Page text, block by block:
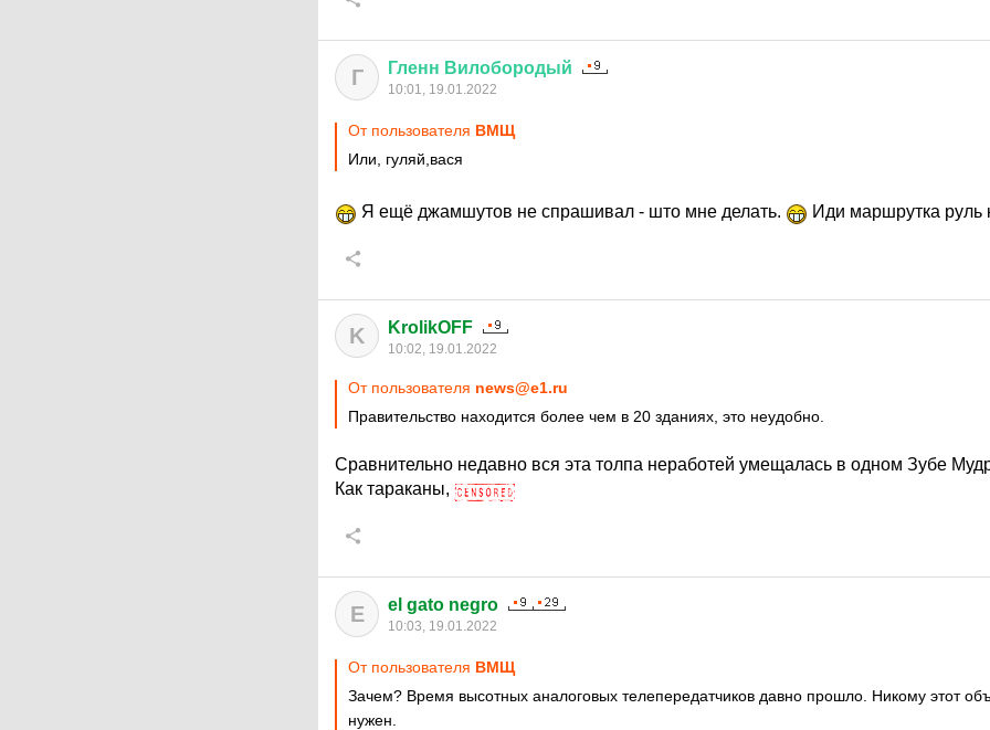
Г Гленн Вилобородый
10:01, 19.01.2022
От пользователя ВМЩ
Или, гуляй,вася
Я ещё джамшутов не спрашивал - што мне делать. Иди маршрутка руль
K KrolikOFF
10:02, 19.01.2022
От пользователя news@e1.ru
Правительство находится более чем в 20 зданиях, это неудобно.
Сравнительно недавно вся эта толпа неработей умещалась в одном Зубе
Как тараканы,
E el gato negro
10:03, 19.01.2022
От пользователя ВМЩ
Зачем? Время высотных аналоговых телепередатчиков давно прошло. Никому этот
нужен.